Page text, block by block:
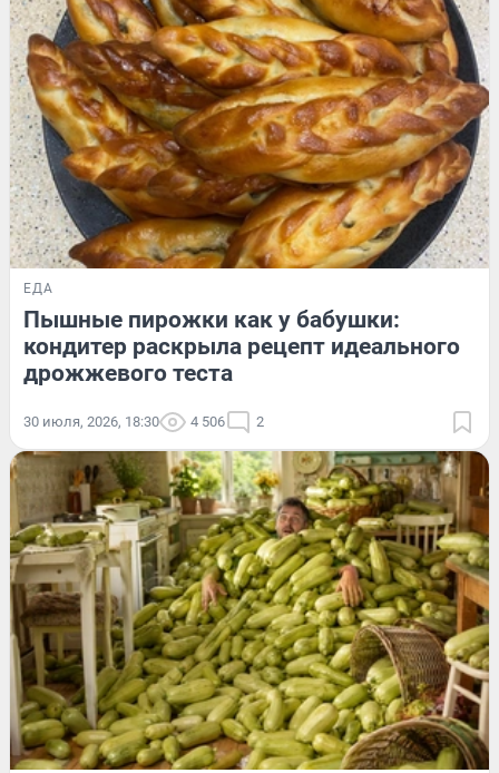
ЕДА
Пышные пирожки как у бабушки:
кондитер раскрыла рецепт идеального
дрожжевого теста
30 июля, 2026, 18:30 4 506 2